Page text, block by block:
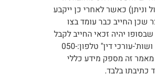
וניתן) כאשר לאחרי כן ייקבע
שכן החייב כבר עומד בצו
יהיה זכאי החייב לקבל
מחיקת חובות והפטר חלוט הינו הליך ארוך בהרבה ומסורבל ואשר עשוי להתארך עד 4.5 שנים . לבדיקת זכאותכם חייגו ללא התחייבות: "אייל קורסיה ושות'-עורכי דין" טלפון:050-
מאמר זה מספק מידע כללי
כתיבתו בלבד.